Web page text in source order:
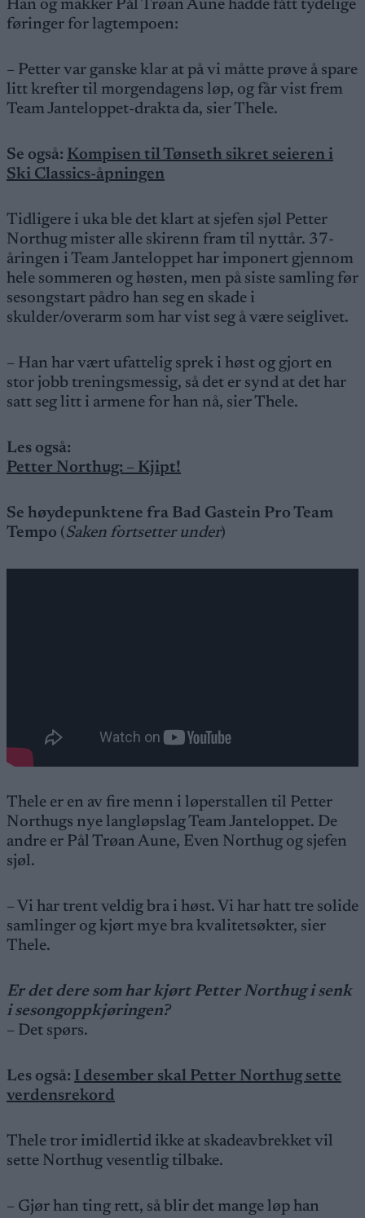
Han og makker Pål Trøan Aune hadde fått tydelige
føringer for lagtempoen:
– Petter var ganske klar at på vi måtte prøve å spare
litt krefter til morgendagens løp, og får vist frem
Team Janteloppet-drakta da, sier Thele.
Se også: Kompisen til Tønseth sikret seieren i
Ski Classics-åpningen
Tidligere i uka ble det klart at sjefen sjøl Petter
Northug mister alle skirenn fram til nyttår. 37-
åringen i Team Janteloppet har imponert gjennom
hele sommeren og høsten, men på siste samling før
sesongstart pådro han seg en skade i
skulder/overarm som har vist seg å være seiglivet.
– Han har vært ufattelig sprek i høst og gjort en
stor jobb treningsmessig, så det er synd at det har
satt seg litt i armene for han nå, sier Thele.
Les også:
Petter Northug: – Kjipt!
Se høydepunktene fra Bad Gastein Pro Team
Tempo ( Saken fortsetter under)
Thele er en av fire menn i løperstallen til Petter
Northugs nye langløpslag Team Janteloppet. De
andre er Pål Trøan Aune, Even Northug og sjefen
sjøl.
– Vi har trent veldig bra i høst. Vi har hatt tre solide
samlinger og kjørt mye bra kvalitetsøkter, sier
Thele.
Er det dere som har kjørt Petter Northug i senk
i sesongoppkjøringen?
– Det spørs.
Les også: I desember skal Petter Northug sette
verdensrekord
Thele tror imidlertid ikke at skadeavbrekket vil
sette Northug vesentlig tilbake.
– Gjør han ting rett, så blir det mange løp han